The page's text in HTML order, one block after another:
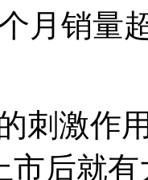
月销量
刺激作
市后就